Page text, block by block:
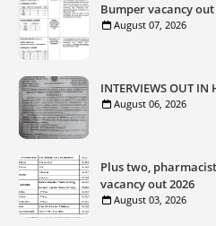
Bumper vacancy
August 07, 2026
INTERVIEWS OUT IN
August 06, 2026
Plus two,
vacancy out 2026
August 03, 2026